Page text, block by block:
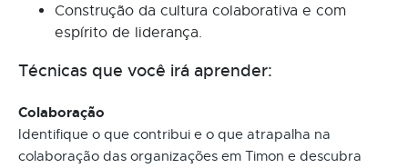
Construção da cultura colaborativa e com
espírito de liderança.
Técnicas que você irá aprender:
Colaboração
Identifique o que contribui e o que atrapalha na
colaboração das organizações em Timon e descubra